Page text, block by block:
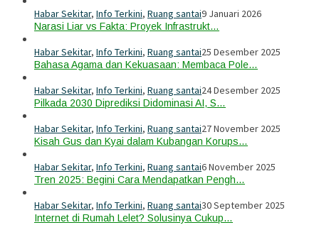
Habar Sekitar, Info Terkini, Ruang santai9 Januari 2026
Narasi Liar vs Fakta: Proyek Infrastrukt…
Habar Sekitar, Info Terkini, Ruang santai25 Desember 2025
Bahasa Agama dan Kekuasaan: Membaca Pole…
Habar Sekitar, Info Terkini, Ruang santai24 Desember 2025
Pilkada 2030 Diprediksi Didominasi AI, S…
Habar Sekitar, Info Terkini, Ruang santai27 November 2025
Kisah Gus dan Kyai dalam Kubangan Korups…
Habar Sekitar, Info Terkini, Ruang santai6 November 2025
Tren 2025: Begini Cara Mendapatkan Pengh…
Habar Sekitar, Info Terkini, Ruang santai30 September 2025
Internet di Rumah Lelet? Solusinya Cukup…